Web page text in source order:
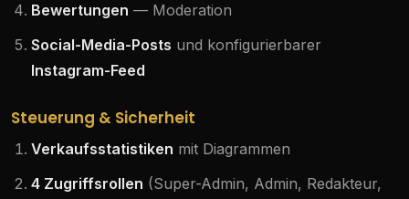
Bewertungen — Moderation
Social-Media-Posts und konfigurierbarer
Instagram-Feed
Steuerung & Sicherheit
Verkaufsstatistiken mit Diagrammen
4 Zugriffsrollen (Super-Admin, Admin, Redakteur,